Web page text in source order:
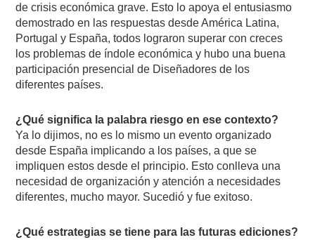
de crisis económica grave. Esto lo apoya el entusiasmo
demostrado en las respuestas desde América Latina,
Portugal y España, todos lograron superar con creces
los problemas de índole económica y hubo una buena
participación presencial de Diseñadores de los
diferentes países.
¿Qué significa la palabra riesgo en ese contexto?
Ya lo dijimos, no es lo mismo un evento organizado
desde España implicando a los países, a que se
impliquen estos desde el principio. Esto conlleva una
necesidad de organización y atención a necesidades
diferentes, mucho mayor. Sucedió y fue exitoso.
¿Qué estrategias se tiene para las futuras ediciones?